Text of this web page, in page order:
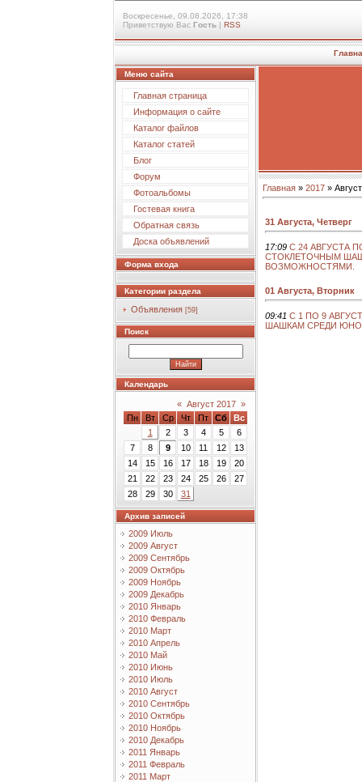
Воскресенье, 09.08.2026, 17:38
Приветствую Вас Гость | RSS
Меню сайта
Главная страница
Информация о сайте
Каталог файлов
Каталог статей
Блог
Форум
Фотоальбомы
Гостевая книга
Обратная связь
Доска объявлений
Форма входа
Категории раздела
Объявления [59]
Поиск
Календарь
« Август 2017 »
Пн
Вт Ср Чт Пт Сб
Вс
1
2 3 4 5
6
7
8 9 10 11 12
13
14
15 16 17 18 19
20
21
22 23 24 25 26
27
28
29 30 31
Архив записей
2009 Июль
2009 Август
2009 Сентябрь
2009 Октябрь
2009 Ноябрь
2009 Декабрь
2010 Январь
2010 Февраль
2010 Март
2010 Апрель
2010 Май
2010 Июнь
2010 Июль
2010 Август
2010 Сентябрь
2010 Октябрь
2010 Ноябрь
2010 Декабрь
2011 Январь
2011 Февраль
2011 Март
Главная » 2017 » Август
31 Августа, Четверг
17:09 С 24 АВГУСТА
СТОКЛЕТОЧНЫМ
ВОЗМОЖНОСТЯМИ.
01 Августа, Вторник
09:41 С 1 ПО 9
ШАШКАМ СРЕДИ